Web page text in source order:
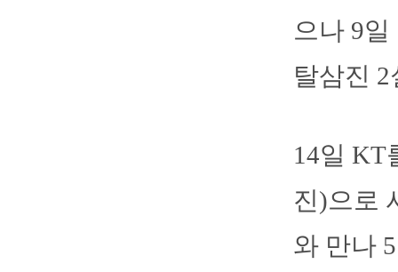
으나 9
탈삼진
14일 KT
진)으로
와 만나